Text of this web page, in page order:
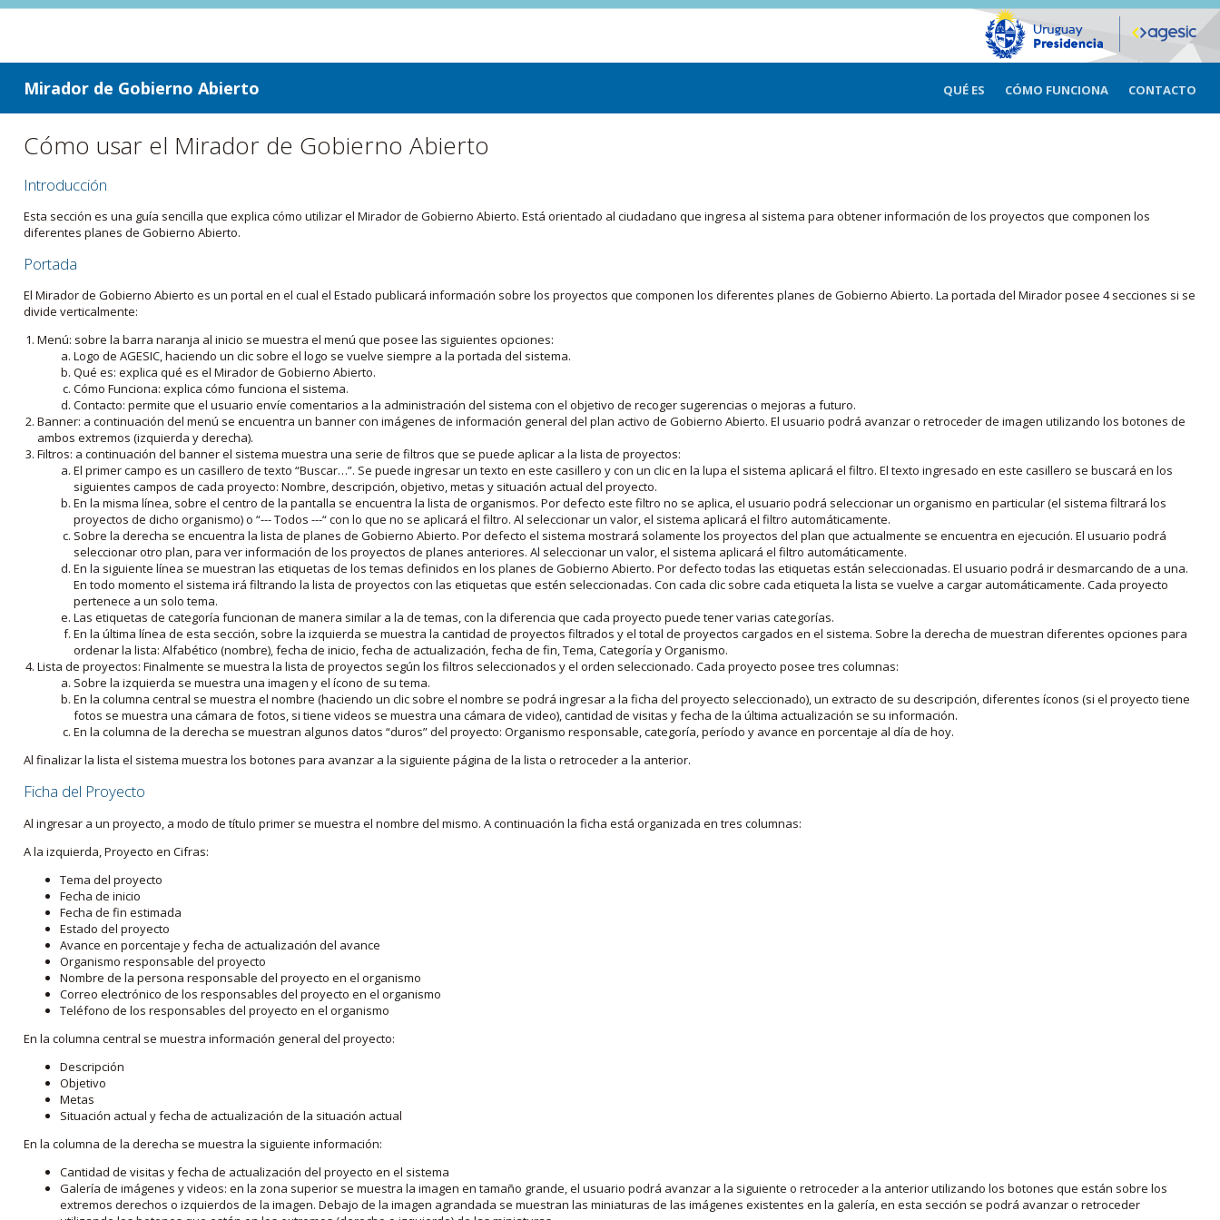
ir a contenido
ir al menú
Mirador de Gobierno Abierto QUÉ ES CÓMO FUNCIONA CONTACTO
Cómo usar el Mirador de Gobierno Abierto
Introducción
Esta sección es una guía sencilla que explica cómo utilizar el Mirador de Gobierno Abierto. Está orientado al ciudadano que ingresa al sistema para obtener información de los proyectos que componen los
diferentes planes de Gobierno Abierto.
Portada
El Mirador de Gobierno Abierto es un portal en el cual el Estado publicará información sobre los proyectos que componen los diferentes planes de Gobierno Abierto. La portada del Mirador posee 4 secciones si se
divide verticalmente:
Menú: sobre la barra naranja al inicio se muestra el menú que posee las siguientes opciones:
Logo de AGESIC, haciendo un clic sobre el logo se vuelve siempre a la portada del sistema.
Qué es: explica qué es el Mirador de Gobierno Abierto.
Cómo Funciona: explica cómo funciona el sistema.
Contacto: permite que el usuario envíe comentarios a la administración del sistema con el objetivo de recoger sugerencias o mejoras a futuro.
Banner: a continuación del menú se encuentra un banner con imágenes de información general del plan activo de Gobierno Abierto. El usuario podrá avanzar o retroceder de imagen utilizando los botones de
ambos extremos (izquierda y derecha).
Filtros: a continuación del banner el sistema muestra una serie de filtros que se puede aplicar a la lista de proyectos:
El primer campo es un casillero de texto “Buscar…”. Se puede ingresar un texto en este casillero y con un clic en la lupa el sistema aplicará el filtro. El texto ingresado en este casillero se buscará en los
siguientes campos de cada proyecto: Nombre, descripción, objetivo, metas y situación actual del proyecto.
En la misma línea, sobre el centro de la pantalla se encuentra la lista de organismos. Por defecto este filtro no se aplica, el usuario podrá seleccionar un organismo en particular (el sistema filtrará los
proyectos de dicho organismo) o “--- Todos ---“ con lo que no se aplicará el filtro. Al seleccionar un valor, el sistema aplicará el filtro automáticamente.
Sobre la derecha se encuentra la lista de planes de Gobierno Abierto. Por defecto el sistema mostrará solamente los proyectos del plan que actualmente se encuentra en ejecución. El usuario podrá
seleccionar otro plan, para ver información de los proyectos de planes anteriores. Al seleccionar un valor, el sistema aplicará el filtro automáticamente.
En la siguiente línea se muestran las etiquetas de los temas definidos en los planes de Gobierno Abierto. Por defecto todas las etiquetas están seleccionadas. El usuario podrá ir desmarcando de a una.
En todo momento el sistema irá filtrando la lista de proyectos con las etiquetas que estén seleccionadas. Con cada clic sobre cada etiqueta la lista se vuelve a cargar automáticamente. Cada proyecto
pertenece a un solo tema.
Las etiquetas de categoría funcionan de manera similar a la de temas, con la diferencia que cada proyecto puede tener varias categorías.
En la última línea de esta sección, sobre la izquierda se muestra la cantidad de proyectos filtrados y el total de proyectos cargados en el sistema. Sobre la derecha de muestran diferentes opciones para
ordenar la lista: Alfabético (nombre), fecha de inicio, fecha de actualización, fecha de fin, Tema, Categoría y Organismo.
Lista de proyectos: Finalmente se muestra la lista de proyectos según los filtros seleccionados y el orden seleccionado. Cada proyecto posee tres columnas:
Sobre la izquierda se muestra una imagen y el ícono de su tema.
En la columna central se muestra el nombre (haciendo un clic sobre el nombre se podrá ingresar a la ficha del proyecto seleccionado), un extracto de su descripción, diferentes íconos (si el proyecto tiene
fotos se muestra una cámara de fotos, si tiene videos se muestra una cámara de video), cantidad de visitas y fecha de la última actualización se su información.
En la columna de la derecha se muestran algunos datos “duros” del proyecto: Organismo responsable, categoría, período y avance en porcentaje al día de hoy.
Al finalizar la lista el sistema muestra los botones para avanzar a la siguiente página de la lista o retroceder a la anterior.
Ficha del Proyecto
Al ingresar a un proyecto, a modo de título primer se muestra el nombre del mismo. A continuación la ficha está organizada en tres columnas:
A la izquierda, Proyecto en Cifras:
Tema del proyecto
Fecha de inicio
Fecha de fin estimada
Estado del proyecto
Avance en porcentaje y fecha de actualización del avance
Organismo responsable del proyecto
Nombre de la persona responsable del proyecto en el organismo
Correo electrónico de los responsables del proyecto en el organismo
Teléfono de los responsables del proyecto en el organismo
En la columna central se muestra información general del proyecto:
Descripción
Objetivo
Metas
Situación actual y fecha de actualización de la situación actual
En la columna de la derecha se muestra la siguiente información:
Cantidad de visitas y fecha de actualización del proyecto en el sistema
Galería de imágenes y videos: en la zona superior se muestra la imagen en tamaño grande, el usuario podrá avanzar a la siguiente o retroceder a la anterior utilizando los botones que están sobre los
extremos derechos o izquierdos de la imagen. Debajo de la imagen agrandada se muestran las miniaturas de las imágenes existentes en la galería, en esta sección se podrá avanzar o retroceder